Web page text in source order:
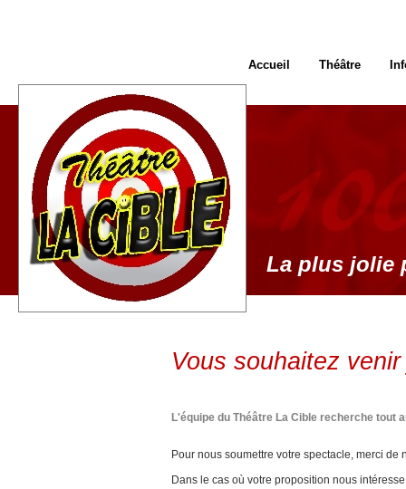
Vous souhaitez
L'équipe du Théâtre La Cible recherche tout
Pour nous soumettre votre spectacle, merci
Dans le cas où votre proposition nous
La plus jolie
Accueil Théâtre